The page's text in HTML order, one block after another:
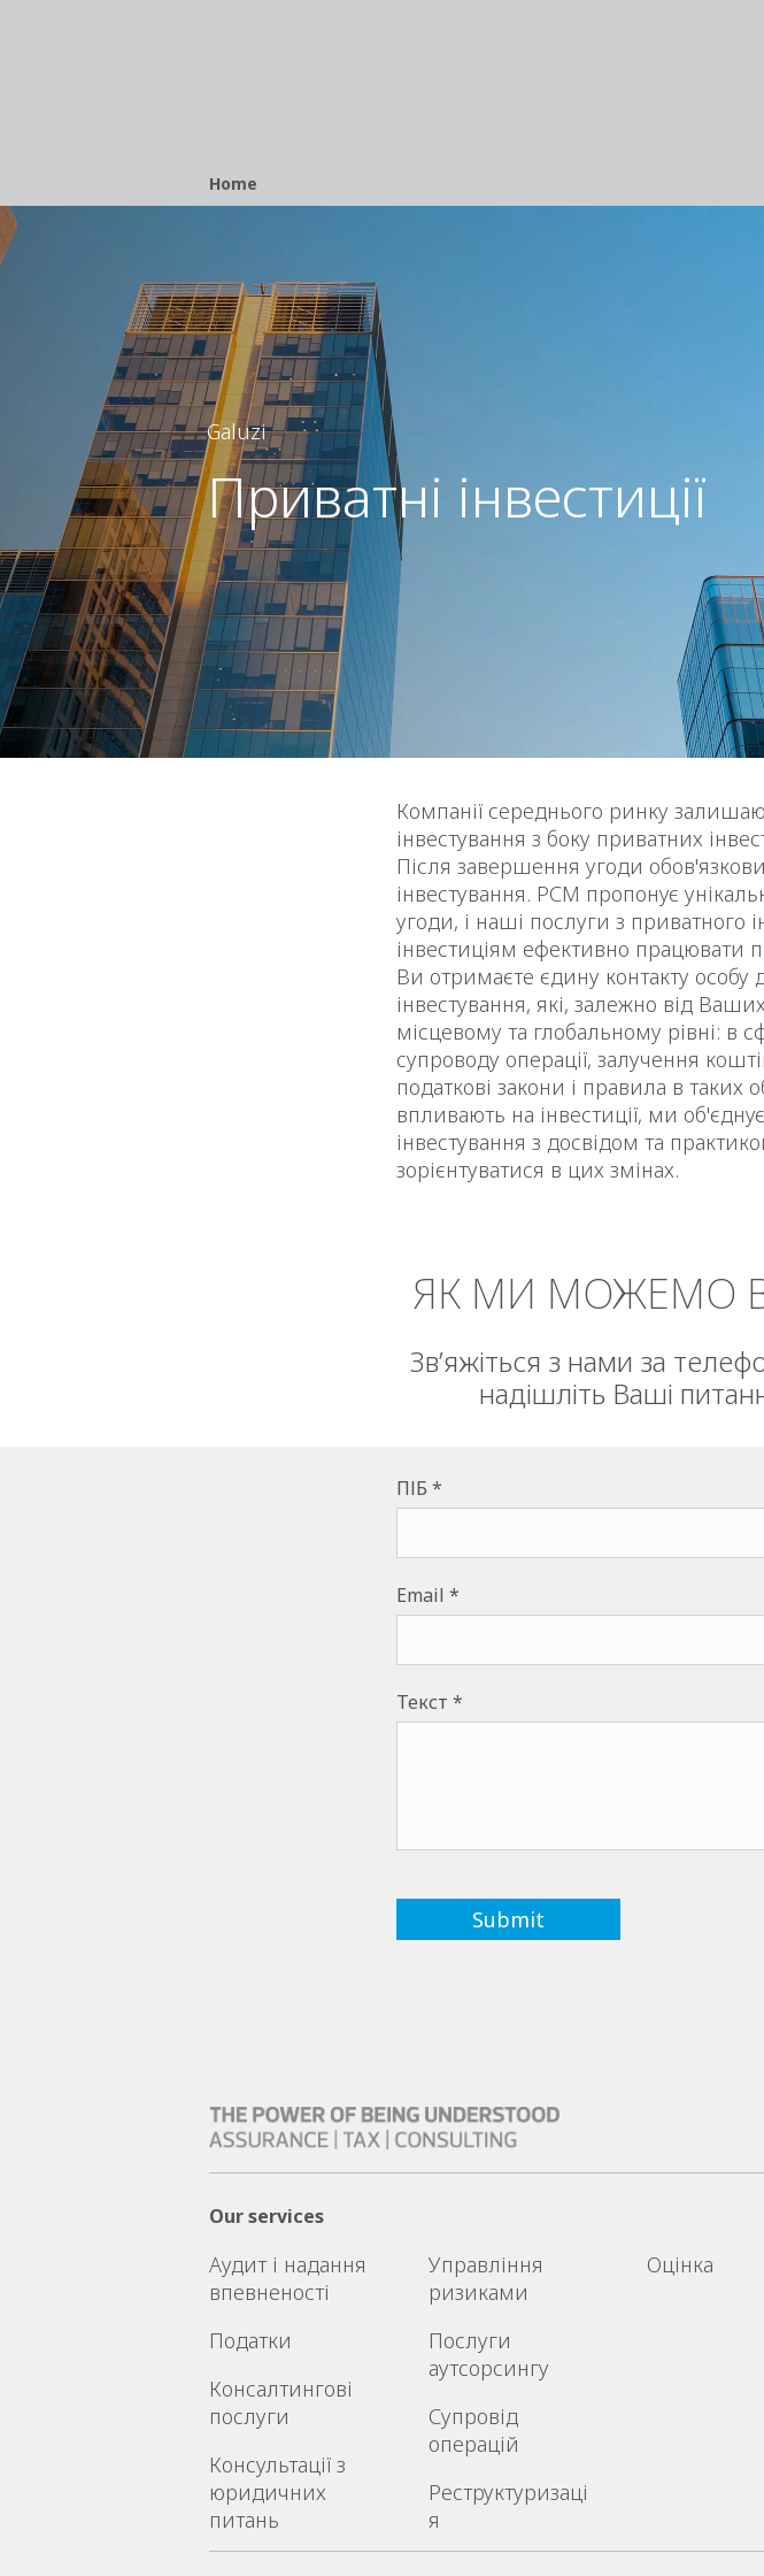
Breadcrumb
Home
Galuzi
Приватні інвестиції
Компанії середнього ринку
інвестування з боку приватних
Після завершення угоди
інвестування. РСМ пропонує
угоди, і наші послуги з
інвестиціям ефективно працювати
Ви отримаєте єдину контакту особу
інвестування, які, залежно від
місцевому та глобальному рівні: в
супроводу операції, залучення
податкові закони і правила в таких
впливають на інвестиції, ми
інвестування з досвідом та
зорієнтуватися в цих змінах.
ЯК МИ МОЖЕМО
Зв’яжіться з нами за
надішліть Ваші
ПІБ
Email
Текст
Our services
Аудит і надання
впевненості
Податки
Консалтингові
послуги
Консультації з
юридичних
питань
Управління
ризиками
Послуги
аутсорсингу
Супровід
операцій
Реструктуризаці
я
Оцінка